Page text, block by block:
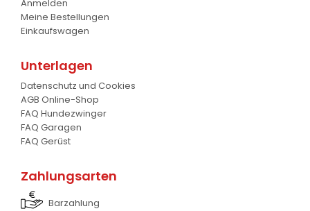
Krokodil Gabel und Schaufel
Silageschieber
Frontlader
Frontanbau Kat. 1 und Kat.2
Anmelden
Meine Bestellungen
Einkaufswagen
Unterlagen
Datenschutz und Cookies
AGB Online-Shop
FAQ Hundezwinger
FAQ Garagen
FAQ Gerüst
Zahlungsarten
Barzahlung